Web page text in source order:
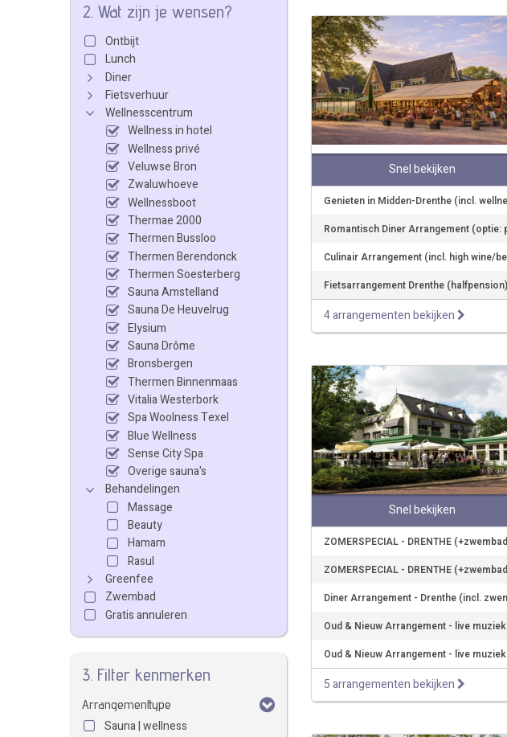
2. Wat zijn je wensen?
Ontbijt
Lunch
Diner
Fietsverhuur
Wellnesscentrum
Wellness in hotel
Wellness privé
Veluwse Bron
Zwaluwhoeve
Wellnessboot
Thermae 2000
Thermen Bussloo
Thermen Berendonck
Thermen Soesterberg
Sauna Amstelland
Sauna De Heuvelrug
Elysium
Sauna Drôme
Bronsbergen
Thermen Binnenmaas
Vitalia Westerbork
Spa Woolness Texel
Blue Wellness
Sense City Spa
Overige sauna's
Behandelingen
Massage
Beauty
Hamam
Rasul
Greenfee
Zwembad
Gratis annuleren
3. Filter kenmerken
Arrangementtype
Sauna | wellness
Snel bekijken
Genieten in Midden-Drenthe (incl.
Romantisch Diner Arrangement
Culinair Arrangement (incl. high wine/
Fietsarrangement Drenthe (halfpension)
4 arrangementen bekijken
Snel bekijken
ZOMERSPECIAL - DRENTHE
ZOMERSPECIAL - DRENTHE
Diner Arrangement - Drenthe (incl.
Oud & Nieuw Arrangement - live
Oud & Nieuw Arrangement - live
5 arrangementen bekijken